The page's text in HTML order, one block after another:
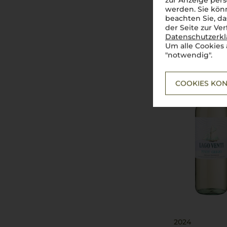
werden. Sie
beachten Sie,
der Seite zur
Um alle
"notwendig".
COOKIES
2025
Lago Venti
Cantine
2024